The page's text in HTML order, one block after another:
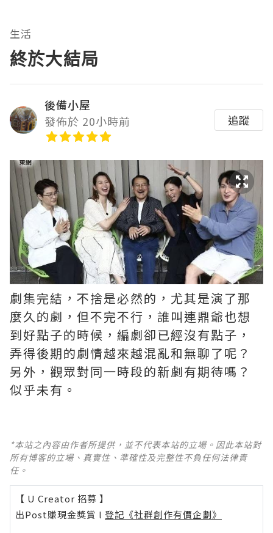
生活
終於大結局
後備小屋
發佈於 20小時前
追蹤
劇集完結，不捨是必然的，尤其是演了那
麼久的劇，但不完不行，誰叫連鼎爺也想
到好點子的時候，編劇卻已經沒有點子，
弄得後期的劇情越來越混亂和無聊了呢？ ​​​
另外，觀眾對同一時段的新劇有期待嗎？
似乎未有。
*本站之內容由作者所提供，並不代表本站的立場。因此本站對
所有博客的立場、真實性、準確性及完整性不負任何法律責
任。
【 U Creator 招募 】
出Post賺現金獎賞 l 登記《社群創作有價企劃》